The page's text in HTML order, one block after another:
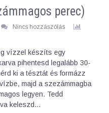
perec)
Nincs hozzászólás
vízzel készíts egy
pihentesd legalább 30-
ki a tésztát és formázz
majd a szezámmagba
legyen. Tedd
keleszd…